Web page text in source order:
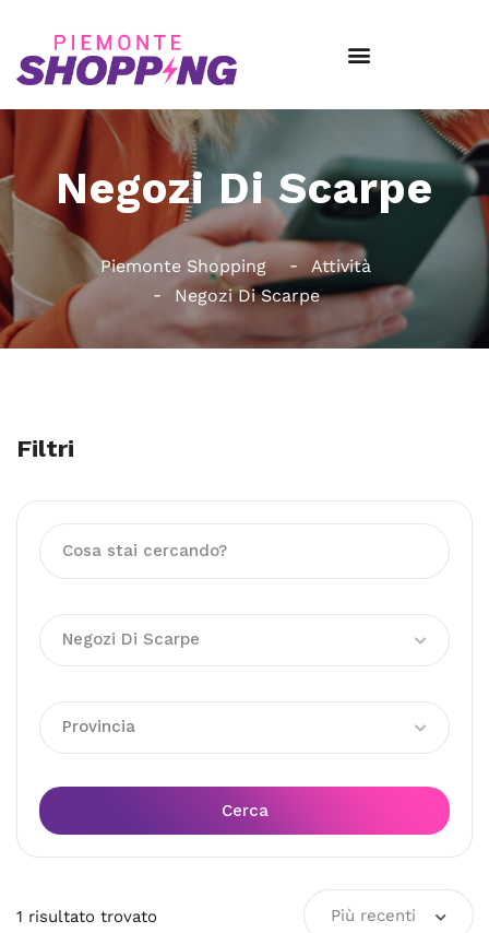
Negozi Di Scarpe
Piemonte Shopping
Attività
Negozi Di Scarpe
Filtri
Negozi Di Scarpe
Provincia
Cerca
1 risultato trovato Più recenti